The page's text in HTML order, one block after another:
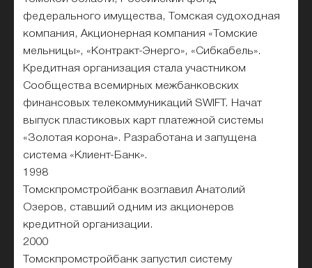
федерального имущества, Томская судоходная
компания, Акционерная компания «Томские
мельницы», «Контракт-Энерго», «Сибкабель».
Кредитная организация стала участником
Сообщества всемирных межбанковских
финансовых телекоммуникаций SWIFT. Начат
выпуск пластиковых карт платежной системы
«Золотая корона». Разработана и запущена
система «Клиент-Банк».
1998
Томскпромстройбанк возглавил Анатолий
Озеров, ставший одним из акционеров
кредитной организации.
2000
Томскпромстройбанк запустил систему